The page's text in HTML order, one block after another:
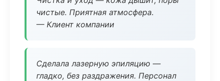
чистые. Приятная атмосфера.
— Клиент компании
Сделала лазерную эпиляцию —
гладко, без раздражения. Персонал